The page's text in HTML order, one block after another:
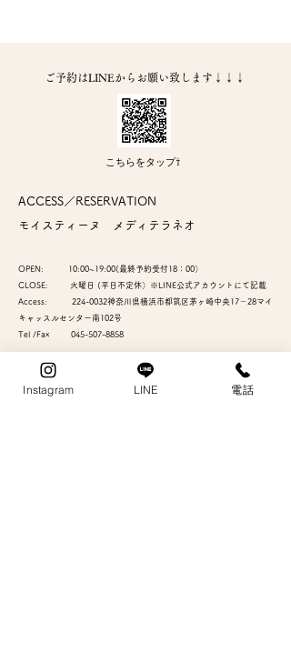
​ご予約はLINEからお願い致します↓↓↓
こちらをタップ⇧
ACCESS／RESERVATION
モイスティーヌ
メディテラネオ
OPEN: 10:00~19:00(最終予約受付18：00）
CLOSE: 火曜日 (​平日不定休）※LINE公式アカウントにて記載
Access: 224-0032神奈川県横浜市都筑区茅ヶ崎中央17－28マイ
キャッスルセンター南102号
Tel /Fax 045-507-8858
横浜市営地下鉄グリーンライン・ブルーライン
​センター南駅より𝟝分
​​ （KIdsDuo裏隣り）
Instagram LINE 電話